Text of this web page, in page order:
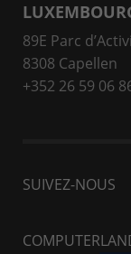
89E Parc
8308 Capellen
+352 26 59 06
SUIVEZ-NOUS